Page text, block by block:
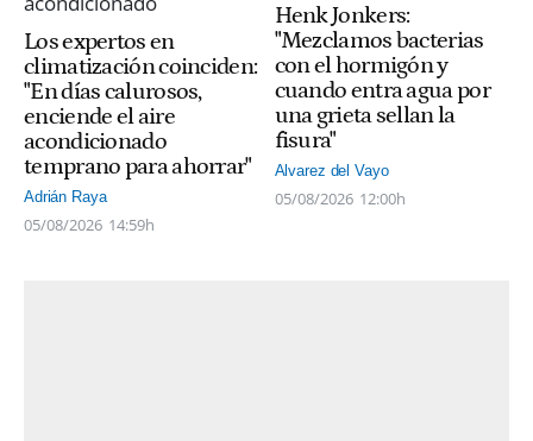
Los expertos en
climatización coinciden:
"En días calurosos,
enciende el aire
acondicionado
temprano para ahorrar"
Adrián Raya
05/08/2026 14:59h
Henk Jonkers:
"Mezclamos bacterias
con el hormigón y
cuando entra agua por
una grieta sellan la
fisura"
Alvarez del Vayo
05/08/2026 12:00h